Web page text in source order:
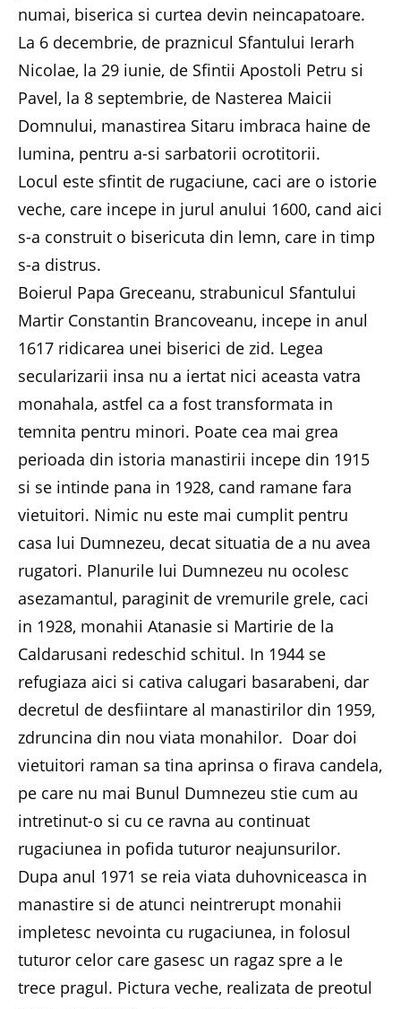
numai, biserica si curtea devin neincapatoare.
La 6 decembrie, de praznicul Sfantului Ierarh
Nicolae, la 29 iunie, de Sfintii Apostoli Petru si
Pavel, la 8 septembrie, de Nasterea Maicii
Domnului, manastirea Sitaru imbraca haine de
lumina, pentru a-si sarbatorii ocrotitorii.
Locul este sfintit de rugaciune, caci are o istorie
veche, care incepe in jurul anului 1600, cand aici
s-a construit o bisericuta din lemn, care in timp
s-a distrus.
Boierul Papa Greceanu, strabunicul Sfantului
Martir Constantin Brancoveanu, incepe in anul
1617 ridicarea unei biserici de zid. Legea
secularizarii insa nu a iertat nici aceasta vatra
monahala, astfel ca a fost transformata in
temnita pentru minori. Poate cea mai grea
perioada din istoria manastirii incepe din 1915
si se intinde pana in 1928, cand ramane fara
vietuitori. Nimic nu este mai cumplit pentru
casa lui Dumnezeu, decat situatia de a nu avea
rugatori. Planurile lui Dumnezeu nu ocolesc
asezamantul, paraginit de vremurile grele, caci
in 1928, monahii Atanasie si Martirie de la
Caldarusani redeschid schitul. In 1944 se
refugiaza aici si cativa calugari basarabeni, dar
decretul de desfiintare al manastirilor din 1959,
zdruncina din nou viata monahilor. Doar doi
vietuitori raman sa tina aprinsa o firava candela,
pe care nu mai Bunul Dumnezeu stie cum au
intretinut-o si cu ce ravna au continuat
rugaciunea in pofida tuturor neajunsurilor.
Dupa anul 1971 se reia viata duhovniceasca in
manastire si de atunci neintrerupt monahii
impletesc nevointa cu rugaciunea, in folosul
tuturor celor care gasesc un ragaz spre a le
trece pragul. Pictura veche, realizata de preotul